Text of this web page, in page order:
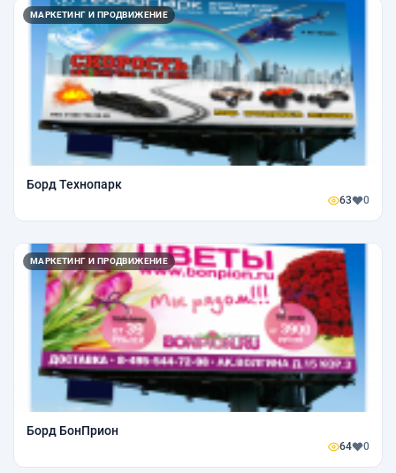
МАРКЕТИНГ И ПРОДВИЖЕНИЕ
Борд Технопарк
63 0
МАРКЕТИНГ И ПРОДВИЖЕНИЕ
Борд БонПрион
64 0